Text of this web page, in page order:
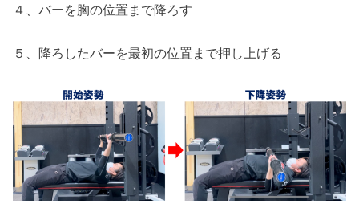
４、バーを胸の位置まで降ろす
５、降ろしたバーを最初の位置まで押し上げる